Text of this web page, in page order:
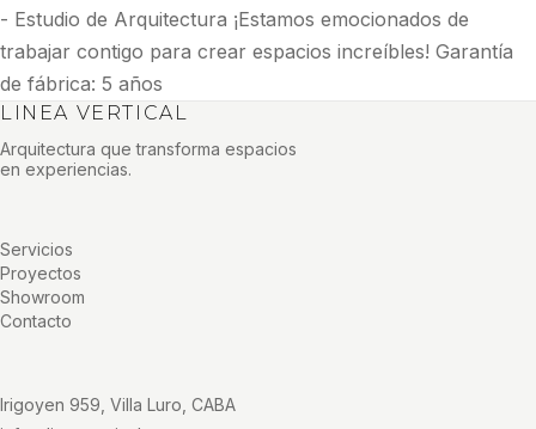
- Estudio de Arquitectura ¡Estamos emocionados de
trabajar contigo para crear espacios increíbles! Garantía
de fábrica: 5 años
LINEA VERTICAL
Arquitectura que transforma espacios
en experiencias.
Servicios
Proyectos
Showroom
Contacto
Irigoyen 959, Villa Luro, CABA